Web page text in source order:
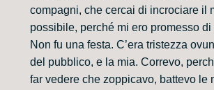
compagni, che cercai di incrociare il
possibile, perché mi ero promesso
Non fu una festa. C’era tristezza
del pubblico, e la mia. Correvo,
far vedere che zoppicavo, battevo le